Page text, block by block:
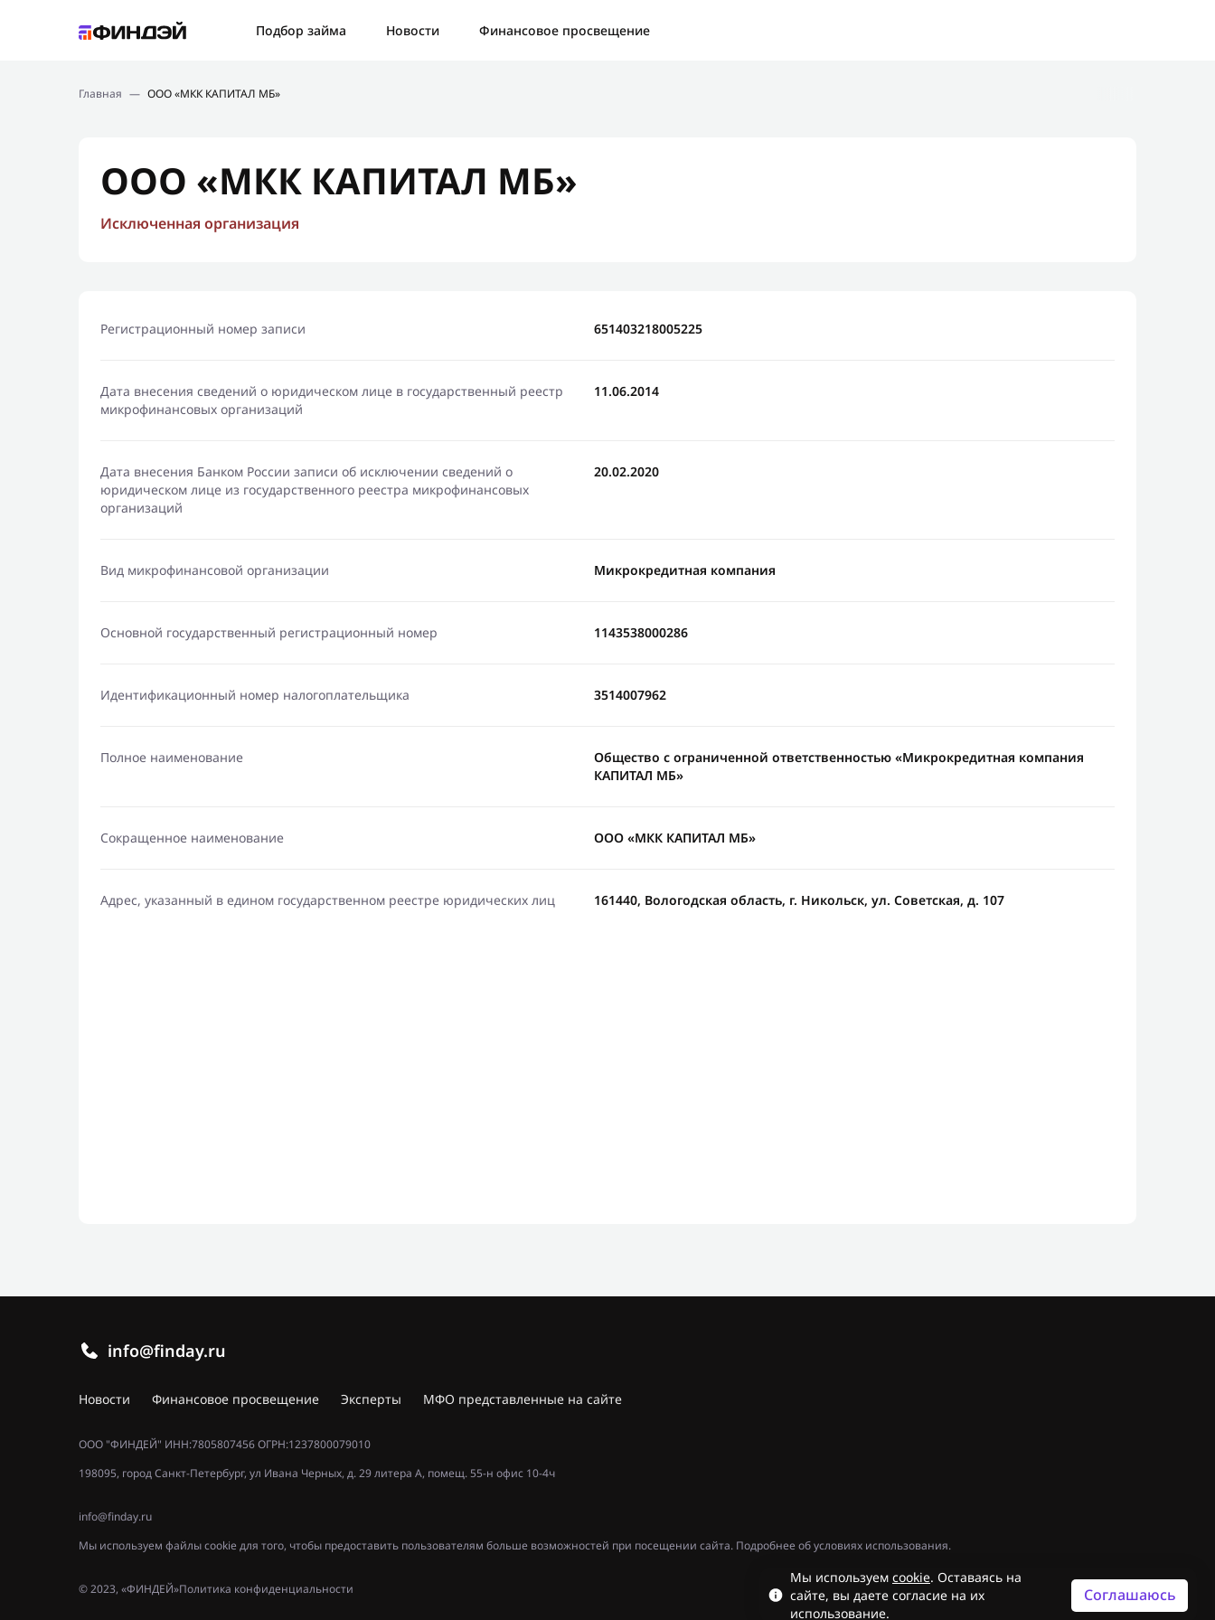
Подбор займа Новости
Финансовое просвещение
Новости
Главная — ООО «МКК КАПИТАЛ МБ»
ООО «МКК КАПИТАЛ МБ»
Исключенная организация
Регистрационный номер записи 651403218005225
Дата внесения сведений о юридическом лице в государственный реестр
микрофинансовых организаций
11.06.2014
Дата внесения Банком России записи об исключении сведений о
юридическом лице из государственного реестра микрофинансовых
организаций
20.02.2020
Вид микрофинансовой организации Микрокредитная компания
Основной государственный регистрационный номер 1143538000286
Идентификационный номер налогоплательщика 3514007962
Полное наименование
Общество с ограниченной ответственностью «Микрокредитная компания
КАПИТАЛ МБ»
Сокращенное наименование ООО «МКК КАПИТАЛ МБ»
Адрес, указанный в едином государственном реестре юридических лиц 161440, Вологодская область, г. Никольск, ул. Советская, д. 107
info@finday.ru
Новости Финансовое просвещение Эксперты МФО представленные на сайте
ООО "ФИНДЕЙ" ИНН:7805807456 ОГРН:1237800079010
198095, город Санкт-Петербург, ул Ивана Черных, д. 29 литера А, помещ. 55-н офис 10-4ч
info@finday.ru
Мы используем файлы cookie для того, чтобы предоставить пользователям больше возможностей при посещении сайта. Подробнее об условиях использования.
Политика конфиденциальности
© 2023, «ФИНДЕЙ»
Мы используем cookie. Оставаясь на
сайте, вы даете согласие на их
использование.
Соглашаюсь
Ошибка: Контактная форма не найдена.
Отправить новый запрос